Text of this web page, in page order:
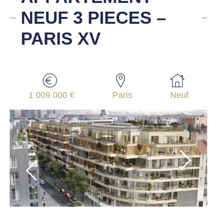
NEUF 3 PIECES –
PARIS XV
1 009 000 € Paris Neuf